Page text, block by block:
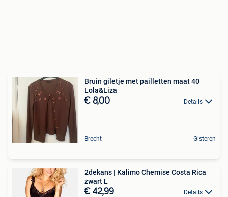
Bruin giletje met pailletten maat 40
Lola&Liza
€ 8,00 Details
Brecht Gisteren
2dekans | Kalimo Chemise Costa Rica
zwart L
€ 42,99 Details